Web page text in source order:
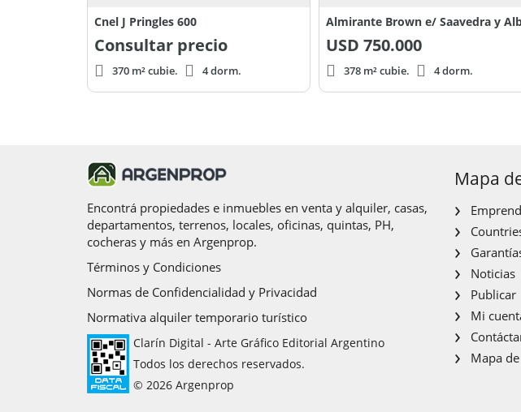
Cnel J Pringles 600
Consultar precio
370 m² cubie. 4 dorm.
USD 750.000
378 m² cubie. 4 dorm.
Encontrá propiedades e inmuebles en venta y alquiler, casas,
departamentos, terrenos, locales, oficinas, quintas, PH,
cocheras y más en Argenprop.
Términos y Condiciones
Normas de Confidencialidad y Privacidad
Normativa alquiler temporario turístico
Clarín Digital - Arte Gráfico Editorial Argentino
Todos los derechos reservados.
© 2026 Argenprop
Mapa
Noticias
Publicar
Mi
Mapa